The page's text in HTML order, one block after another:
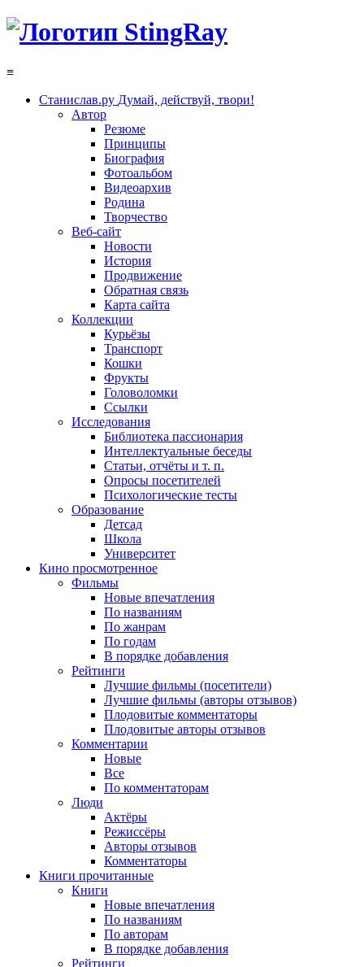
≡
Станислав.ру Думай, действуй, твори!
Автор
Резюме
Принципы
Биография
Фотоальбом
Видеоархив
Родина
Творчество
Веб-сайт
Новости
История
Продвижение
Обратная связь
Карта сайта
Коллекции
Курьёзы
Транспорт
Кошки
Фрукты
Головоломки
Ссылки
Исследования
Библиотека пассионария
Интеллектуальные беседы
Статьи, отчёты и т. п.
Опросы посетителей
Психологические тесты
Образование
Детсад
Школа
Университет
Кино просмотренное
Фильмы
Новые впечатления
По названиям
По жанрам
По годам
В порядке добавления
Рейтинги
Лучшие фильмы (посетители)
Лучшие фильмы (авторы отзывов)
Плодовитые комментаторы
Плодовитые авторы отзывов
Комментарии
Новые
Все
По комментаторам
Люди
Актёры
Режиссёры
Авторы отзывов
Комментаторы
Книги прочитанные
Книги
Новые впечатления
По названиям
По авторам
В порядке добавления
Рейтинги